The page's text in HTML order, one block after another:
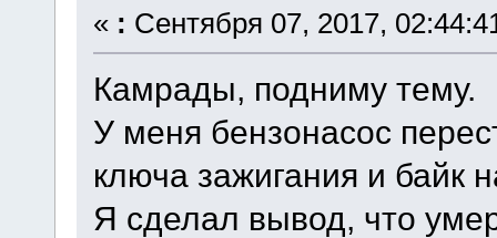
« : Сентября 07, 2017,
Камрады, подниму тему.
У меня бензонасос
ключа зажигания и байк
Я сделал вывод, что